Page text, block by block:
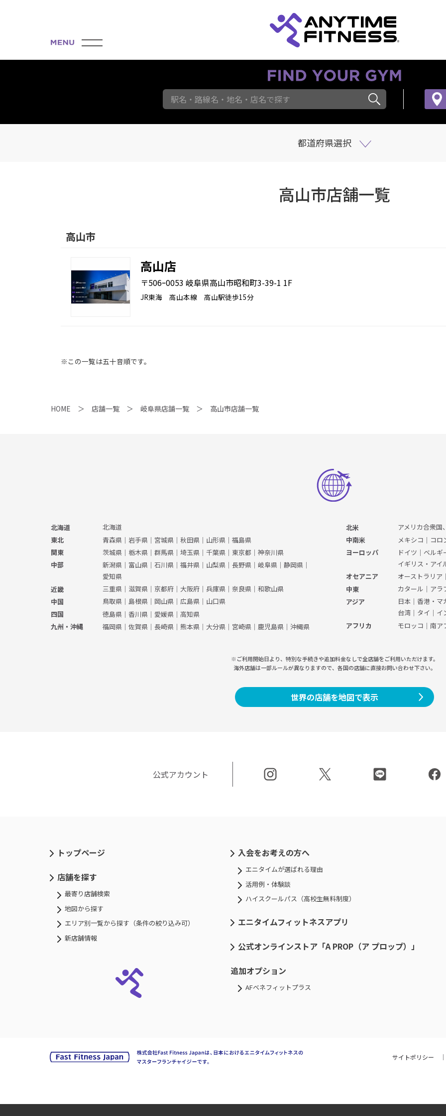
駅名・路線名・地名・店名で探す
都道府県選択
高山市店舗一覧
高山市
高山店
〒506ｰ0053 岐阜県高山市昭和町3-39-1 1F
JR東海 高山本線 高山駅徒歩15分
※この一覧は五十音順です。
HOME 店舗一覧 岐阜県店舗一覧 高山市店舗一覧
北海道
北海道
東北
青森県 ｜ 岩手県 ｜ 宮城県 ｜ 秋田県 ｜ 山形県 ｜ 福島県
関東
茨城県 ｜ 栃木県 ｜ 群馬県 ｜ 埼玉県 ｜ 千葉県 ｜ 東京都 ｜ 神奈川県
中部
新潟県 ｜ 富山県 ｜ 石川県 ｜ 福井県 ｜ 山梨県 ｜ 長野県 ｜ 岐阜県 ｜ 静岡県 ｜
愛知県
近畿
三重県 ｜ 滋賀県 ｜ 京都府 ｜ 大阪府 ｜ 兵庫県 ｜ 奈良県 ｜ 和歌山県
中国
鳥取県 ｜ 島根県 ｜ 岡山県 ｜ 広島県 ｜ 山口県
四国
徳島県 ｜ 香川県 ｜ 愛媛県 ｜ 高知県
九州・沖縄
福岡県 ｜ 佐賀県 ｜ 長崎県 ｜ 熊本県 ｜ 大分県 ｜ 宮崎県 ｜ 鹿児島県 ｜ 沖縄県
北米
アメリカ合衆国
中南米
メキシコ ｜ コロ
ヨーロッパ
ドイツ ｜ ベルギ
イギリス・アイ
オセアニア
オーストラリア ｜
中東
カタール ｜ アラ
アジア
日本｜ 香港・マ
台湾｜ タイ ｜ イ
アフリカ
モロッコ ｜ 南ア
世界の店舗を地図で表示
※ご利用開始日より、特別な手続きや追加料金なしで全店舗をご利用いただけます。
海外店舗は一部ルールが異なりますので、 各国の店舗に直接お問い合わせ下さい。
公式アカウント
トップページ
店舗を探す
最寄り店舗検索
地図から探す
エリア別一覧から探す（条件の絞り込み可）
新店舗情報
入会をお考えの方へ
エニタイムが選ばれる理由
活用例・体験談
ハイスクールパス（高校生無料制度）
エニタイムフィットネスアプリ
公式オンラインストア「A PROP（ア プロップ）」
追加オプション
AFベネフィットプラス
サイトポリシー